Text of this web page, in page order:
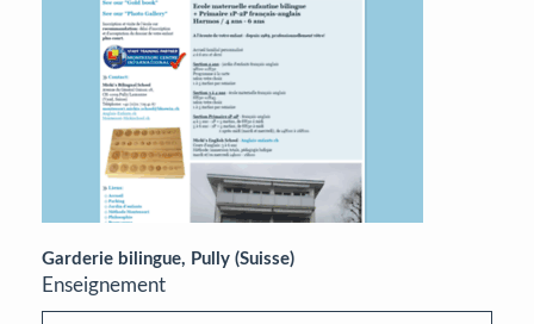
Garderie bilingue, Pully (Suisse)
Enseignement